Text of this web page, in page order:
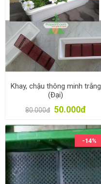
Khay, chậu thông minh trắng
(Đại)
80.000đ 50.000đ
-14%